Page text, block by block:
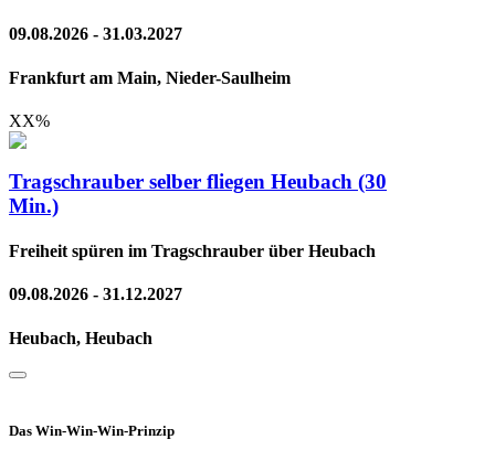
09.08.2026 - 31.03.2027
Frankfurt am Main, Nieder-Saulheim
XX%
Tragschrauber selber fliegen Heubach (30
Min.)
Freiheit spüren im Tragschrauber über Heubach
09.08.2026 - 31.12.2027
Heubach, Heubach
Das Win-Win-Win-Prinzip